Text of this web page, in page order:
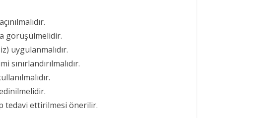
görüşülmelidir.
uygulanmalıdır.
tedavi ettirilmesi önerilir.